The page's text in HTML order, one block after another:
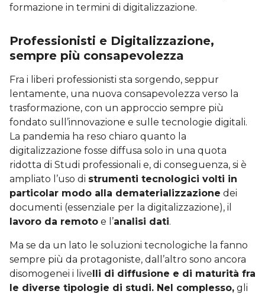
formazione in termini di digitalizzazione.
Professionisti e Digitalizzazione,
sempre più consapevolezza
Fra i liberi professionisti sta sorgendo, seppur
lentamente, una nuova consapevolezza verso la
trasformazione, con un approccio sempre più
fondato sull’innovazione e sulle tecnologie digitali.
La pandemia ha reso chiaro quanto la
digitalizzazione fosse diffusa solo in una quota
ridotta di Studi professionali e, di conseguenza, si è
ampliato l’uso di strumenti tecnologici volti in
particolar modo alla dematerializzazione dei
documenti (essenziale per la digitalizzazione), il
lavoro da remoto e l’analisi dati.
Ma se da un lato le soluzioni tecnologiche la fanno
sempre più da protagoniste, dall’altro sono ancora
disomogenei i livelli di diffusione e di maturità fra
le diverse tipologie di studi. Nel complesso, gli